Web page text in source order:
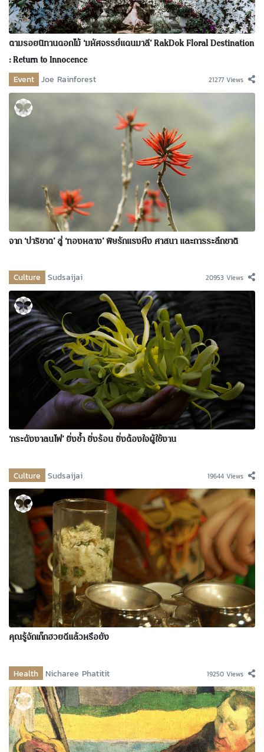
ตามรอยนิทานดอกไม้ ‘มหัศจรรย์แดนมาลี’ RakDok Floral Destination
: Return to Innocence
Event Joe Rainforest 21277 Views
จาก ‘ปาริชาต’ สู่ ‘ทองหลาง’ พิษรักแรงหึง ศาสนา และการระลึกชาติ
Culture Sudsaijai 20953 Views
‘กระดังงาลนไฟ’ ยิ่งช้ำ ยิ่งร้อน ยิ่งต้องใจผู้ใช้งาน
Culture Sudsaijai 19644 Views
คุณรู้จักเก๊กฮวยดีแล้วหรือยัง
Health Nicharee Phatitit 19250 Views